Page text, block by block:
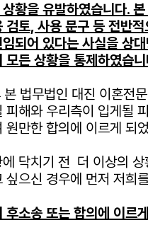
황을 유발하였습니다.
검토, 사용 문구 등 전반
되어 있다는 사실을 상
든 상황을 통제하였습
법무법인 대진 이혼전
피해와 우리측이 입게될
원만한 합의에 이르게 되
닥치기 전 더 이상의
으신 경우에 먼저 저희
소송 또는 합의에 이르